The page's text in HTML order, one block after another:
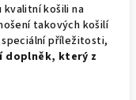
kvalitní košili na
takových košilí
příležitosti,
doplněk, který z